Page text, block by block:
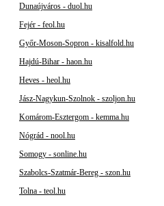
Dunaújváros - duol.hu
Fejér - feol.hu
Győr-Moson-Sopron - kisalfold.hu
Hajdú-Bihar - haon.hu
Heves - heol.hu
Jász-Nagykun-Szolnok - szoljon.hu
Komárom-Esztergom - kemma.hu
Nógrád - nool.hu
Somogy - sonline.hu
Szabolcs-Szatmár-Bereg - szon.hu
Tolna - teol.hu